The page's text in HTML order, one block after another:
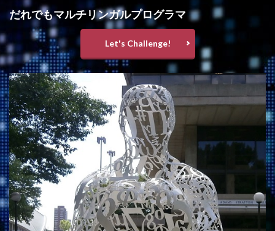
だれでもマルチリンガルプログラマ
Let's Challenge!